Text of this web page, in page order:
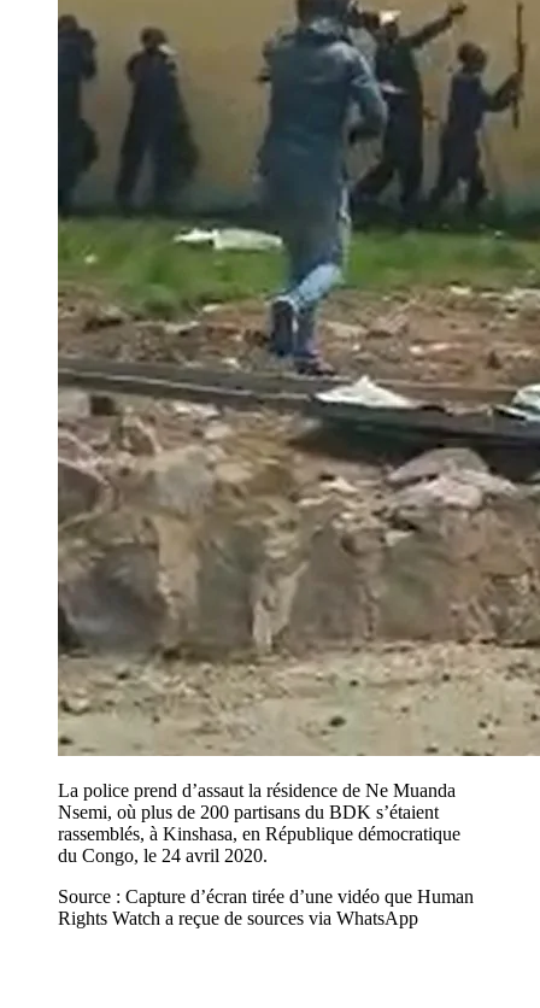
La police prend d’assaut la résidence de Ne Muanda
Nsemi, où plus de 200 partisans du BDK s’étaient
rassemblés, à Kinshasa, en République démocratique
du Congo, le 24 avril 2020.
Source : Capture d’écran tirée d’une vidéo que Human
Rights Watch a reçue de sources via WhatsApp